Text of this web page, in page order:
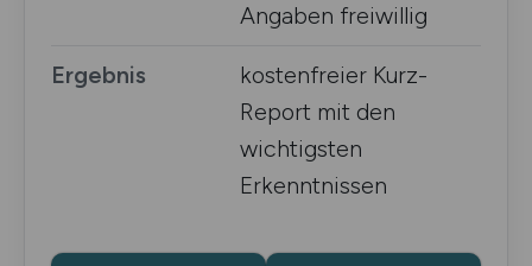
Angaben freiwillig
Ergebnis
kostenfreier Kurz-
Report mit den
wichtigsten
Erkenntnissen